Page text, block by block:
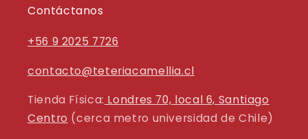
Contáctanos
+56 9 2025 7726
contacto@teteriacamellia.cl
Tienda Física: Londres 70, local 6, Santiago
Centro (cerca metro universidad de Chile)